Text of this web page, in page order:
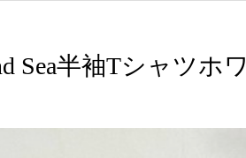
Sea半袖Tシャツホ